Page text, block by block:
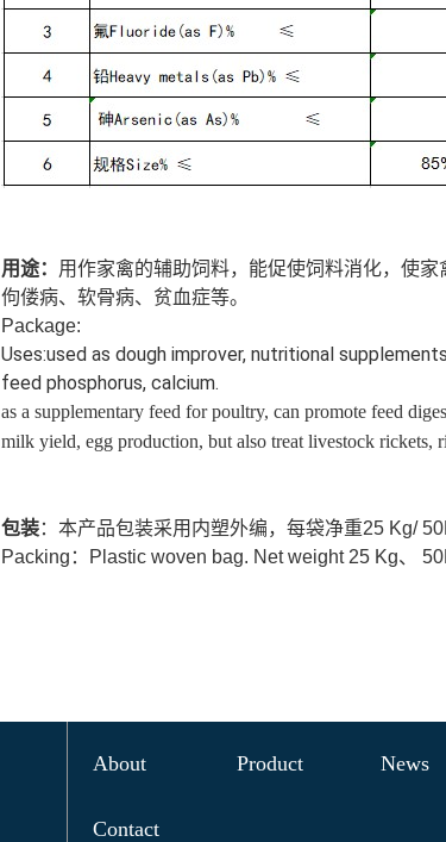
用途： 用作家禽的辅助饲料，能促使饲料消化，使
佝偻病、软骨病、贫血症等。
Package:
Uses:used as dough improver, nutritional
feed phosphorus, calcium.
as a supplementary feed for poultry, can promote feed
milk yield, egg production, but also treat livestock rickets,
包装：本产品包装采用内塑外编，每袋净重25 Kg/
Packing：Plastic woven bag. Net weight 25 Kg、
About Product News
Contact